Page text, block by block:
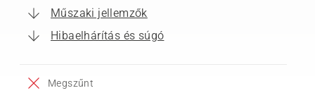
Műszaki jellemzők
Hibaelhárítás és súgó
Megszűnt